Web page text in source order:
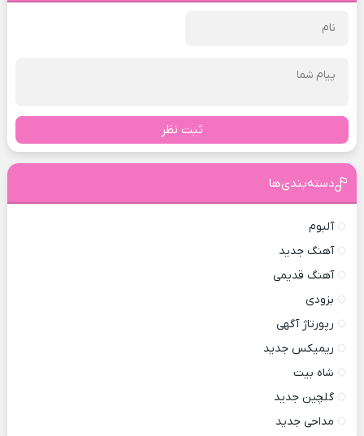
ثبت نظر
دسته‌بندی‌ها
آلبوم
آهنگ جدید
آهنگ قدیمی
بزودی
رپورتاژ آگهی
ریمیکس جدید
شاه بیت
گلچین جدید
مداحی جدید